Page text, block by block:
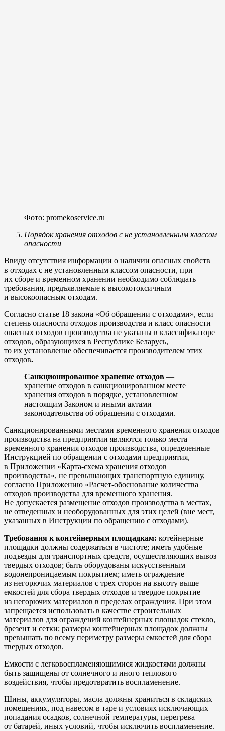
Фото: promekoservice.ru
Порядок хранения отходов с не установленным классом
опасности
Ввиду отсутствия информации о наличии опасных свойств
в отходах с не установленным классом опасности, при
их сборе и временном хранении необходимо соблюдать
требования, предъявляемые к высокотоксичным
и высокоопасным отходам.
Согласно статье 18 закона «Об обращении с отходами», если
степень опасности отходов производства и класс опасности
опасных отходов производства не указаны в классификаторе
отходов, образующихся в Республике Беларусь,
то их установление обеспечивается производителем этих
отходов.
Санкционированное хранение отходов —
хранение отходов в санкционированном месте
хранения отходов в порядке, установленном
настоящим Законом и иными актами
законодательства об обращении с отходами.
Санкционированными местами временного хранения отходов
производства на предприятии являются только места
временного хранения отходов производства, определенные
Инструкцией по обращении с отходами предприятия,
в Приложении «Карта-схема хранения отходов
производства», не превышающих транспортную единицу,
согласно Приложению «Расчет-обоснование количества
отходов производства для временного хранения.
Не допускается размещение отходов производства в местах,
не отведенных и необорудованных для этих целей (вне мест,
указанных в Инструкции по обращению с отходами).
Требования к контейнерным площадкам: котейнерные
площадки должны содержаться в чистоте; иметь удобные
подъезды для транспортных средств, осуществляющих вывоз
твердых отходов; быть оборудованы искусственным
водонепроницаемым покрытием; иметь ограждение
из негорючих материалов с трех сторон на высоту выше
емкостей для сбора твердых отходов и твердое покрытие
из негорючих материалов в пределах ограждения. При этом
запрещается использовать в качестве строительных
материалов для ограждений контейнерных площадок стекло,
брезент и сетки; размеры контейнерных площадок должны
превышать по всему периметру размеры емкостей для сбора
твердых отходов.
Емкости с легковоспламеняющимися жидкостями должны
быть защищены от солнечного и иного теплового
воздействия, чтобы предотвратить воспламенение.
Шины, аккумуляторы, масла должны храниться в складских
помещениях, под навесом в таре и условиях исключающих
попадания осадков, солнечной температуры, перегрева
от батарей, иных условий, чтобы исключить воспламенение.